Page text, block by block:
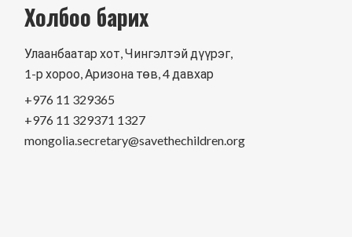
Холбоо барих
Улаанбаатар хот, Чингэлтэй дүүрэг,
1-р хороо, Аризона төв, 4 давхар
+976 11 329365
+976 11 329371 1327
mongolia.secretary@savethechildren.org